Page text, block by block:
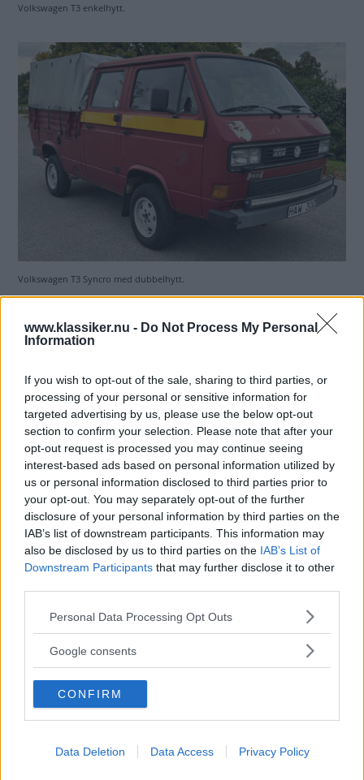
www.klassiker.nu - Do Not Process My Personal
Information
If you wish to opt-out of the sale, sharing to third parties, or
processing of your personal or sensitive information for
targeted advertising by us, please use the below opt-out
section to confirm your selection. Please note that after your
opt-out request is processed you may continue seeing
interest-based ads based on personal information utilized by
us or personal information disclosed to third parties prior to
your opt-out. You may separately opt-out of the further
disclosure of your personal information by third parties on the
IAB’s list of downstream participants. This information may
also be disclosed by us to third parties on the IAB’s List of
Downstream Participants that may further disclose it to other
Please note that this website/app uses one or more Google
not limited to your visit or usage behaviour. You may click to
use your data for below specified purposes in below Google
consent section.
Personal Data Processing Opt Outs
Google consents
CONFIRM
Data Deletion Data Access Privacy Policy
Volkswagen T3 enkelhytt.
Volkswagen T3 Syncro med dubbelhytt.
Saab 9-5 Aero.